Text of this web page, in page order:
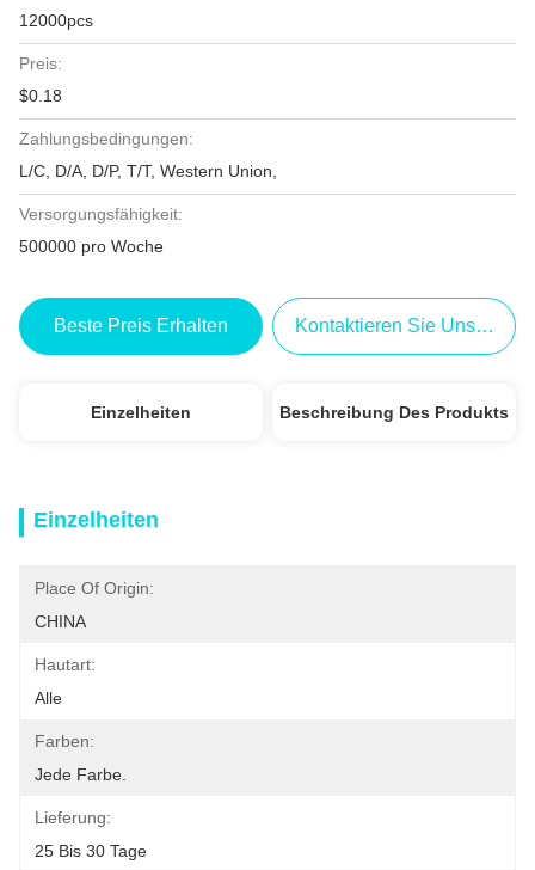
12000pcs
Preis:
$0.18
Zahlungsbedingungen:
L/C, D/A, D/P, T/T, Western Union,
Versorgungsfähigkeit:
500000 pro Woche
Beste Preis Erhalten Kontaktieren Sie Uns Jetzt
Einzelheiten Beschreibung Des Produkts
Einzelheiten
Place Of Origin:
CHINA
Hautart:
Alle
Farben:
Jede Farbe.
Lieferung:
25 Bis 30 Tage